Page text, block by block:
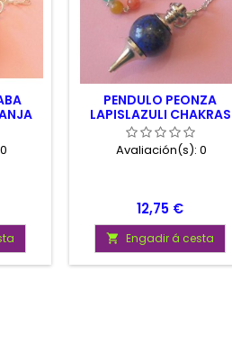
0
PENDULO PEONZA
LAPISLAZULI CHAKRAS
Avaliación(s): 0
Prezo
12,75 €
 Engadir á cesta